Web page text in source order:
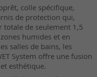
colle spécifique,
de protection qui,
totale de seulement 1,5
humides et en
salles de bains, les
System offre une fusion
esthétique.